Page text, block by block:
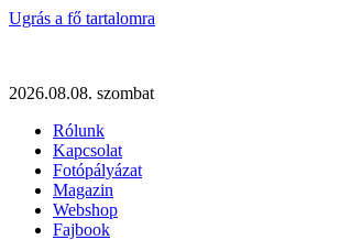
Ugrás a fő tartalomra
2026.08.08. szombat
Rólunk
Kapcsolat
Fotópályázat
Magazin
Webshop
Fajbook